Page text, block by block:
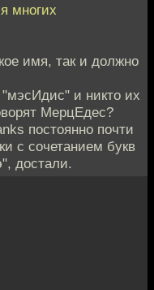
многих
имя, так и должно
и никто их
МерцЕдес?
постоянно почти
с сочетанием букв
достали.